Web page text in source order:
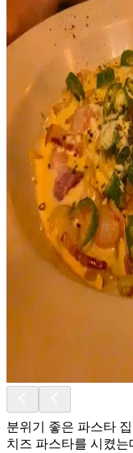
분위기 좋은 파스타
치즈 파스타를 시켰